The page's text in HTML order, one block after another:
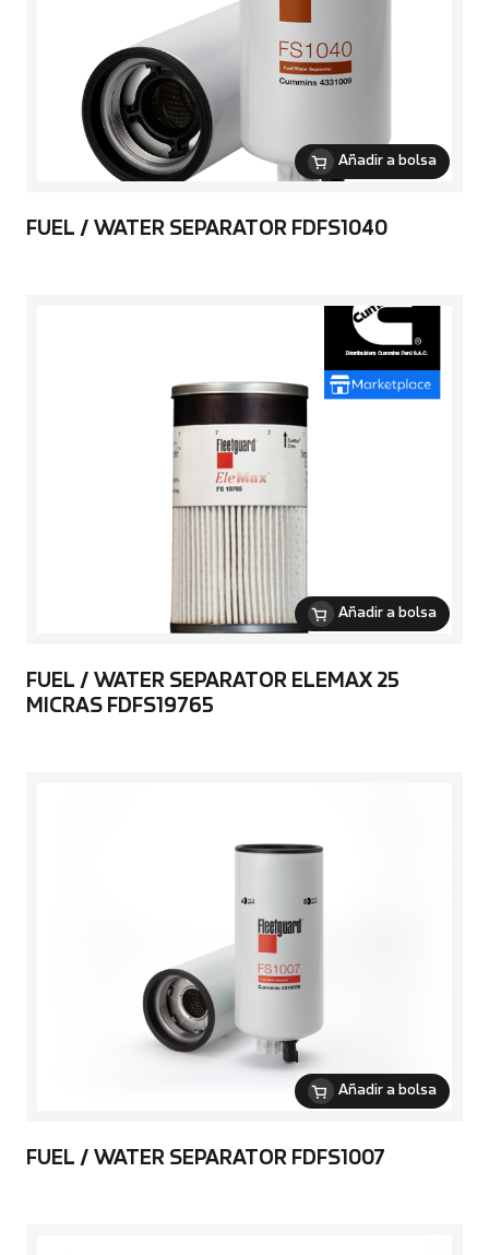
Añadir a bolsa
FUEL / WATER SEPARATOR FDFS1040
Añadir a bolsa
FUEL / WATER SEPARATOR ELEMAX 25
MICRAS FDFS19765
Añadir a bolsa
FUEL / WATER SEPARATOR FDFS1007